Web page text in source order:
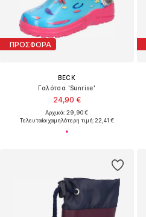
ΠΡΟΣΦΟΡΑ
BECK
Γαλότσα 'Sunrise'
24,90 €
Αρχικά: 29,90 €
Τελευταία χαμηλότερη τιμή:22,41 €